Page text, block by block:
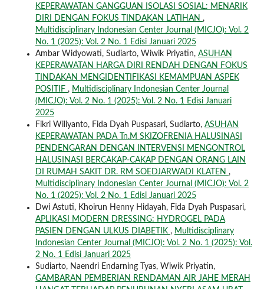
KEPERAWATAN GANGGUAN ISOLASI SOSIAL: MENARIK
DIRI DENGAN FOKUS TINDAKAN LATIHAN ,
Multidisciplinary Indonesian Center Journal (MICJO): Vol. 2
No. 1 (2025): Vol. 2 No. 1 Edisi Januari 2025
Ambar Widyowati, Sudiarto, Wiwik Priyatin, ASUHAN
KEPERAWATAN HARGA DIRI RENDAH DENGAN FOKUS
TINDAKAN MENGIDENTIFIKASI KEMAMPUAN ASPEK
POSITIF , Multidisciplinary Indonesian Center Journal
(MICJO): Vol. 2 No. 1 (2025): Vol. 2 No. 1 Edisi Januari
2025
Fikri Wiliyanto, Fida Dyah Puspasari, Sudiarto, ASUHAN
KEPERAWATAN PADA Tn.M SKIZOFRENIA HALUSINASI
PENDENGARAN DENGAN INTERVENSI MENGONTROL
HALUSINASI BERCAKAP-CAKAP DENGAN ORANG LAIN
DI RUMAH SAKIT DR. RM SOEDJARWADI KLATEN ,
Multidisciplinary Indonesian Center Journal (MICJO): Vol. 2
No. 1 (2025): Vol. 2 No. 1 Edisi Januari 2025
Dwi Astuti, Khoirun Henny Hidayah, Fida Dyah Puspasari,
APLIKASI MODERN DRESSING: HYDROGEL PADA
PASIEN DENGAN ULKUS DIABETIK , Multidisciplinary
Indonesian Center Journal (MICJO): Vol. 2 No. 1 (2025): Vol.
2 No. 1 Edisi Januari 2025
Sudiarto, Naendri Endarning Tyas, Wiwik Priyatin,
GAMBARAN PEMBERIAN RENDAMAN AIR JAHE MERAH